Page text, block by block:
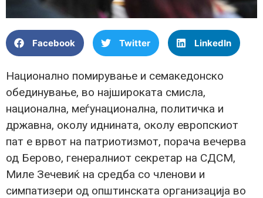
Facebook Twitter LinkedIn
Национално помирување и семакедонско
обединување, во најшироката смисла,
национална, меѓунационална, политичка и
државна, околу иднината, околу европскиот
пат е врвот на патриотизмот, порача вечерва
од Берово, генералниот секретар на СДСМ,
Миле Зечевиќ на средба со членови и
симпатизери од општинската организација во